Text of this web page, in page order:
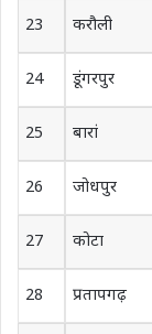
23 करौली
24 डूंगरपुर
25 बारां
26 जोधपुर
27 कोटा
28 प्रतापगढ़